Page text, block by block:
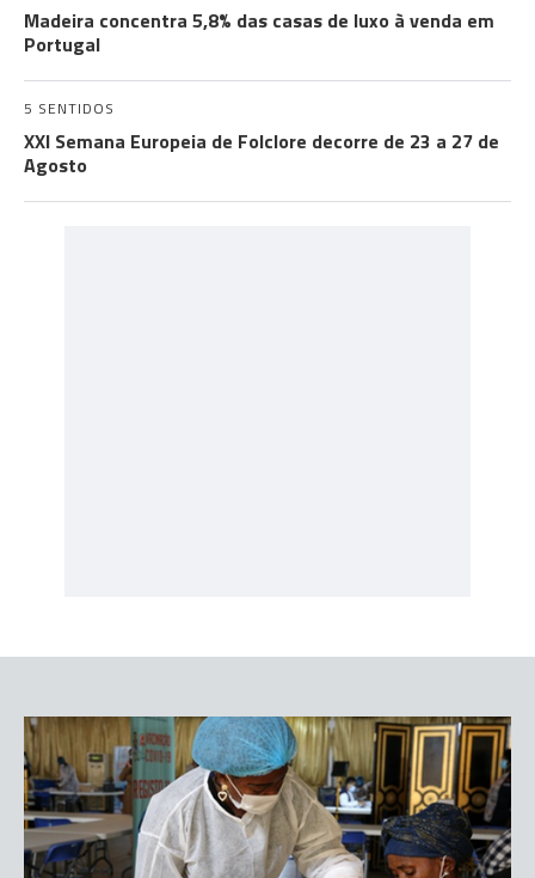
Madeira concentra 5,8% das casas de luxo à venda em
Portugal
5 SENTIDOS
XXI Semana Europeia de Folclore decorre de 23 a 27 de
Agosto